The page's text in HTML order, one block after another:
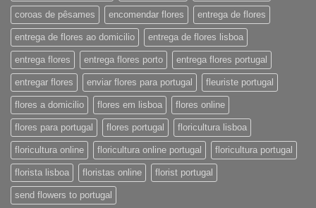
coroas de pêsames encomendar flores entrega de flores
entrega de flores ao domicilio entrega de flores lisboa
entrega flores entrega flores porto entrega flores portugal
entregar flores enviar flores para portugal fleuriste portugal
flores a domicilio flores em lisboa flores online
flores para portugal flores portugal floricultura lisboa
floricultura online floricultura online portugal floricultura portugal
florista lisboa floristas online florist portugal
send flowers to portugal